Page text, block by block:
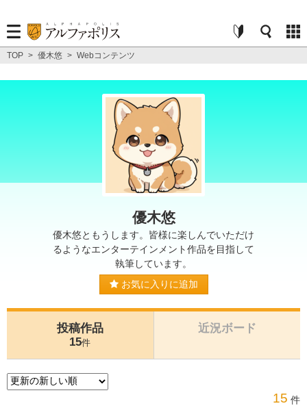
TOP > 優木悠 > Webコンテンツ
優木悠
優木悠ともうします。皆様に楽しんでいただけ
るようなエンターテインメント作品を目指して
執筆しています。
お気に入りに追加
投稿作品
15件
近況ボード
15 件